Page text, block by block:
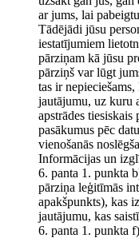
ar jums, lai
Tādējādi jūsu
iestatījumiem
pārziņam kā jūsu
pārziņš var lūgt
tas ir
jautājumu, uz kuru
apstrādes tiesiskais
pasākumus pēc
vienošanās
Informācijas un
6. panta 1. punkta
pārziņa leģitīmās
apakšpunkts), kas
jautājumu, kas
6. panta 1. punkta